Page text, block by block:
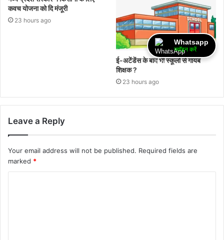
कवच योजना को दि मंजूरी
23 hours ago
ई-अटेंडेंस के बाद भी स्कूलों से गायब
शिक्षक ?
23 hours ago
Leave a Reply
Your email address will not be published. Required fields are
marked *
Whatsapp
ज्वॉइन करें